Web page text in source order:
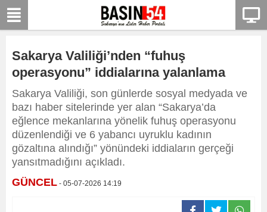
Sakarya Valiliği’nden “fuhuş
operasyonu” iddialarına yalanlama
Sakarya Valiliği, son günlerde sosyal medyada ve
bazı haber sitelerinde yer alan “Sakarya’da
eğlence mekanlarına yönelik fuhuş operasyonu
düzenlendiği ve 6 yabancı uyruklu kadının
gözaltına alındığı” yönündeki iddiaların gerçeği
yansıtmadığını açıkladı.
GÜNCEL - 05-07-2026 14:19